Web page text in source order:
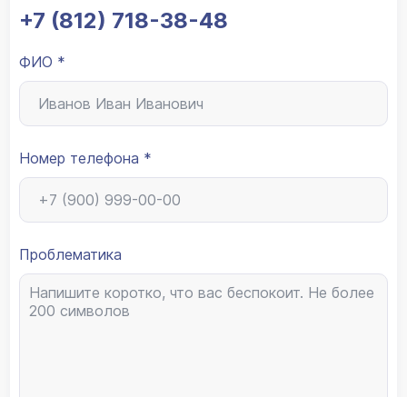
+7 (812) 718-38-48
ФИО *
Номер телефона *
Проблематика